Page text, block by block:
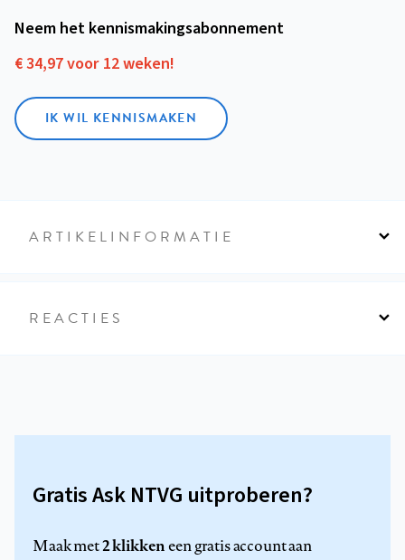
Neem het kennismakings­abonnement
€ 34,97 voor 12 weken!
IK WIL KENNISMAKEN
ARTIKELINFORMATIE
REACTIES
Gratis Ask NTVG uitproberen?
Maak met2 klikkeneen gratis account aan